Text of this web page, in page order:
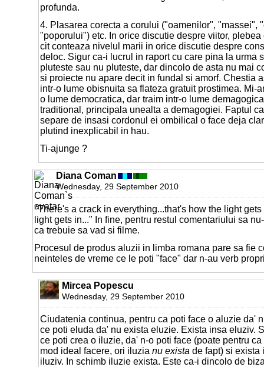
profunda.
4. Plasarea corecta a corului ("oamenilor", "massei",
"poporului") etc. In orice discutie despre viitor, plebea
cit conteaza nivelul marii in orice discutie despre
deloc. Sigur ca-i lucrul in raport cu care pina la urma
pluteste sau nu pluteste, dar dincolo de asta nu mai
si proiecte nu apare decit in fundal si amorf. Chestia
intr-o lume obisnuita sa flateza gratuit prostimea. Mi-
o lume democratica, dar traim intr-o lume
traditional, principala unealta a demagogiei. Faptul
separe de insasi cordonul ei ombilical o face deja
plutind inexplicabil in hau.
Ti-ajunge ?
Diana Coman
Wednesday, 29 September 2010
"There's a crack in everything...that's how the light
light gets in..." In fine, pentru restul comentariului sa
ca trebuie sa vad si filme.
Procesul de produs aluzii in limba romana pare sa fie
neinteles de vreme ce le poti "face" dar n-au verb
Mircea Popescu
Wednesday, 29 September 2010
Ciudatenia continua, pentru ca poti face o aluzie da'
ce poti eluda da' nu exista eluzie. Exista insa eluziv.
ce poti crea o iluzie, da' n-o poti face (poate pentru
mod ideal facere, ori iluzia nu exista de fapt) si exista
iluziv. In schimb iluzie exista. Este ca-i dincolo de